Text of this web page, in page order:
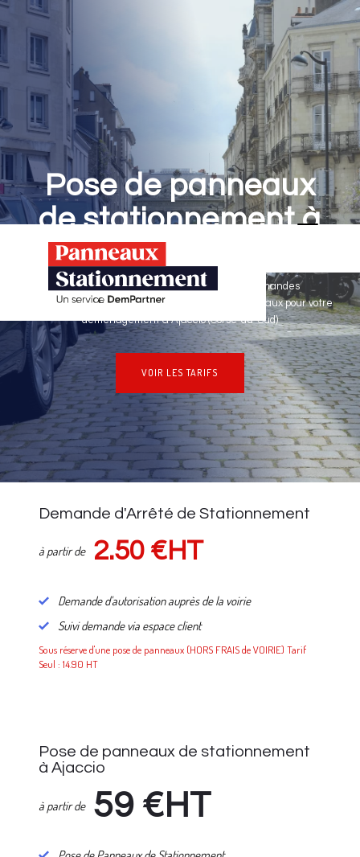
Pose de panneaux
de stationnement à
Ajaccio
Panneaux Stationnement effectue vos demandes
d'autorisations de stationnement & pose de panneaux pour votre
déménagement à Ajaccio (Corse-du-Sud)
VOIR LES TARIFS
NOS TARIFS
Demande d'Arrêté de Stationnement
à partir de 2.50 €HT
Demande d'autorisation auprès de la voirie
Suivi demande via espace client
Sous réserve d'une pose de panneaux (HORS FRAIS de VOIRIE) Tarif
Seul : 14.90 HT
Pose de panneaux de stationnement
à Ajaccio
à partir de 59 €HT